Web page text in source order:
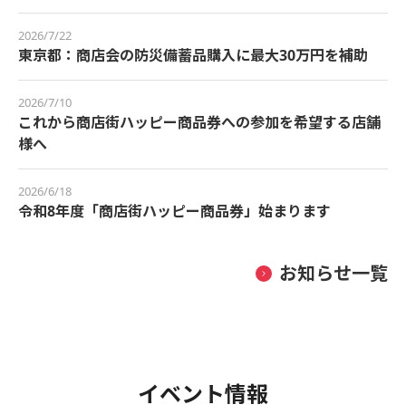
2026/7/22
東京都：商店会の防災備蓄品購入に最大30万円を補助
2026/7/10
これから商店街ハッピー商品券への参加を希望する店舗
様へ
2026/6/18
令和8年度「商店街ハッピー商品券」始まります
お知らせ一覧
イベント情報